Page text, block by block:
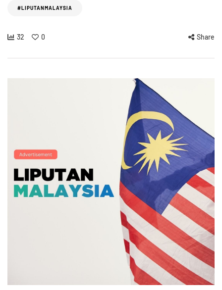
#LIPUTANMALAYSIA
32 0 Share